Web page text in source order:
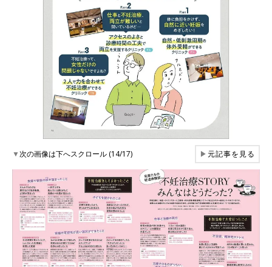
▼次の画像は下へスクロール (14/17) ▶元記事を見る